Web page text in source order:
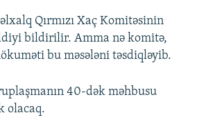
Qırmızı Xaç Komitəsinin
bildirilir. Amma nə komitə,
bu məsələni təsdiqləyib.
40-dək məhbusu
olacaq.